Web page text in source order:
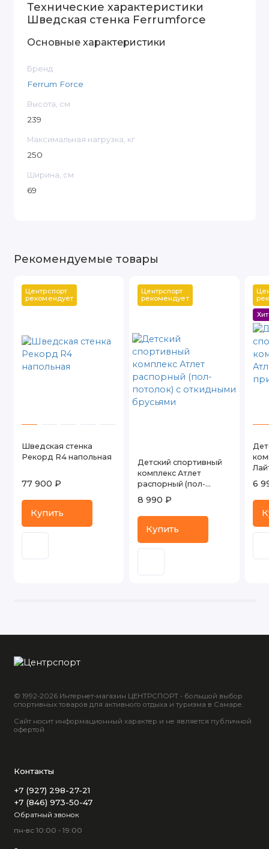
Технические характеристики
Шведская стенка Ferrumforce
Основные характеристики
Бренд
Ferrum Force
Высота, см
239
Максимальная нагрузка, кг
250
Ширина, см
69
Рекомендуемые товары
Центрспорт
рекомендует
Шведская стенка
Рекорд R4 напольная
77 900 ₽
Купить
Центрспорт
рекомендует
Детский спортивный
комплекс Атлет
распорный (пол-
брусьями
8 990 ₽
Купить
Хит
6
© 1992-2026 Интернет-магазин ЦЕНТРСПОРТ - большой выбор
спортивных товаров для активного отдыха и туризма в Самаре.
Сайт носит информационный характер и не является публичной
офертой
Контакты
+7 (927) 298-27-21
+7 (846) 973-50-47
Обратный звонок
пн-вс 10:00 - 19:00